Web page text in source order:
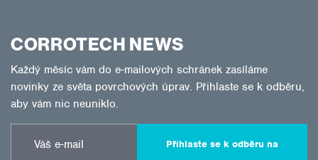
CORROTECH NEWS
Každý měsíc vám do e-mailových schránek zasíláme
novinky ze světa povrchových úprav. Přihlaste se k odběru,
aby vám nic neuniklo.
Přihlaste se k odběru na